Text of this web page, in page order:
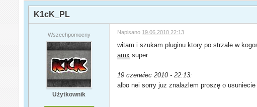
K1cK_PL
Wszechpomocny
Użytkownik
Napisano 19.06.2010 22:13
witam i szukam pluginu ktory po strzale w
amx super
19 czerwiec 2010 - 22:13:
albo nei sorry juz znalazlem proszę o